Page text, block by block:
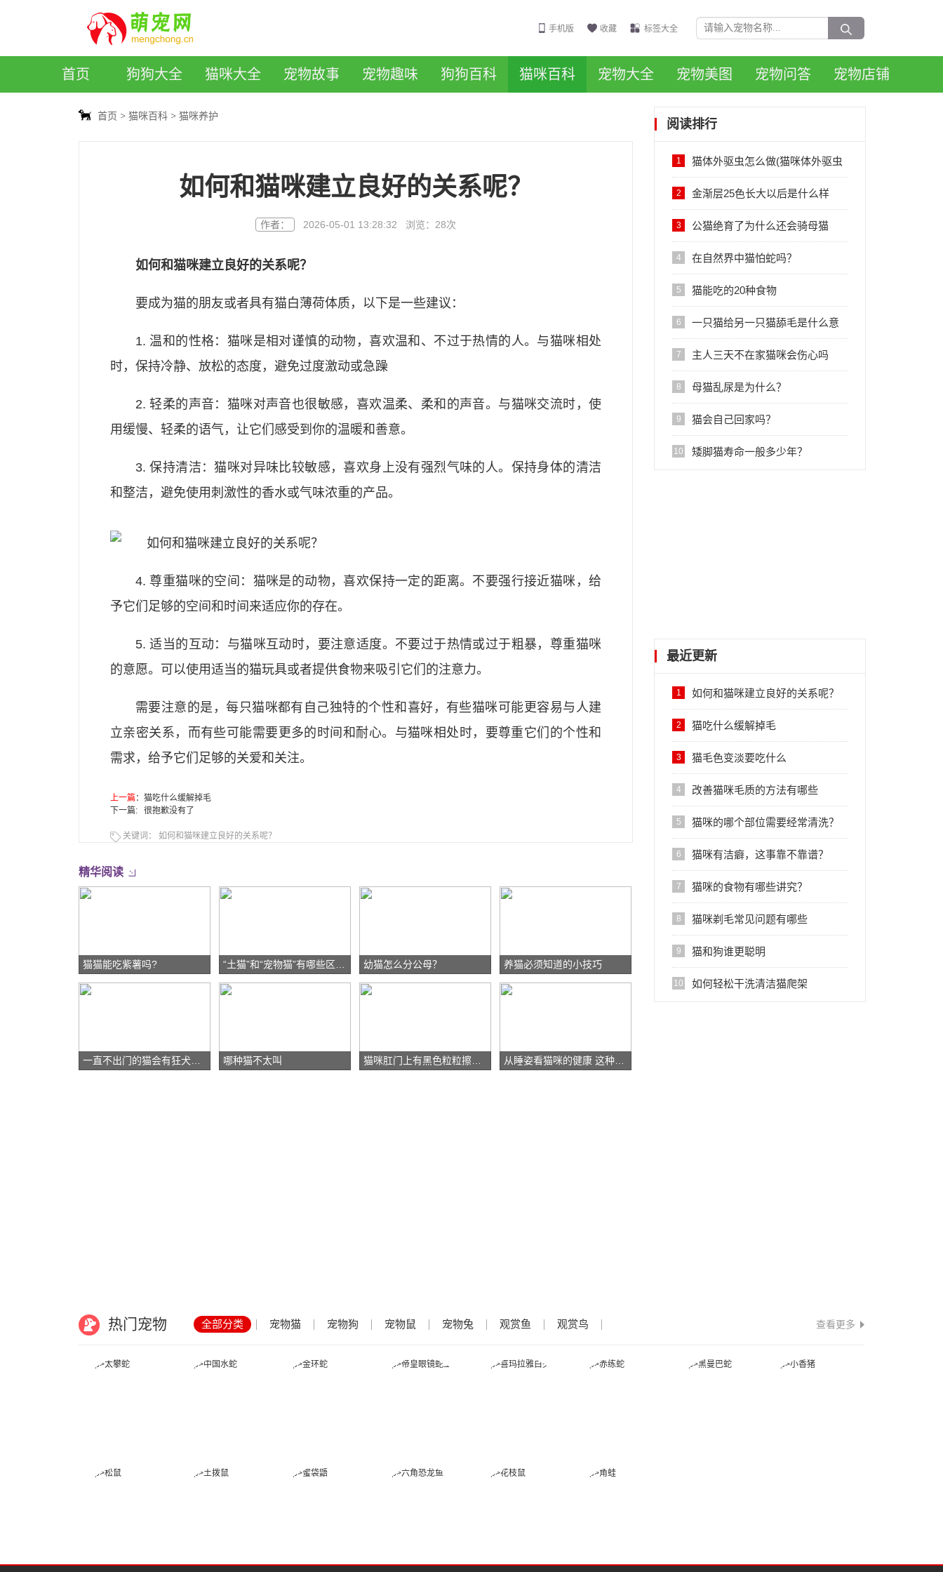
手机版 收藏 标签大全
首页 狗狗大全 猫咪大全 宠物故事 宠物趣味 狗狗百科 猫咪百科 宠物大全 宠物美图 宠物问答 宠物店铺
首页 猫咪百科 猫咪养护
如何和猫咪建立良好的关系呢？
作者： 2026-05-01 13:28:32 浏览： 28次
如何和猫咪建立良好的关系呢？
要成为猫的朋友或者具有猫白薄荷体质，以下是一些建议：
1. 温和的性格：猫咪是相对谨慎的动物，喜欢温和、不过于热情的人。与猫咪相处
时，保持冷静、放松的态度，避免过度激动或急躁
2. 轻柔的声音：猫咪对声音也很敏感，喜欢温柔、柔和的声音。与猫咪交流时，使
用缓慢、轻柔的语气，让它们感受到你的温暖和善意。
3. 保持清洁：猫咪对异味比较敏感，喜欢身上没有强烈气味的人。保持身体的清洁
和整洁，避免使用刺激性的香水或气味浓重的产品。
4. 尊重猫咪的空间：猫咪是的动物，喜欢保持一定的距离。不要强行接近猫咪，给
予它们足够的空间和时间来适应你的存在。
5. 适当的互动：与猫咪互动时，要注意适度。不要过于热情或过于粗暴，尊重猫咪
的意愿。可以使用适当的猫玩具或者提供食物来吸引它们的注意力。
需要注意的是，每只猫咪都有自己独特的个性和喜好，有些猫咪可能更容易与人建
立亲密关系，而有些可能需要更多的时间和耐心。与猫咪相处时，要尊重它们的个性和
需求，给予它们足够的关爱和关注。
上一篇 ： 猫吃什么缓解掉毛
下一篇: 很抱歉没有了
关键词： 如何和猫咪建立良好的关系呢？
精华阅读
猫猫能吃紫薯吗? 幼猫怎么分公母？ 养猫必须知道的小技巧
哪种猫不太叫
阅读排行
1 猫体外驱虫怎么做(猫咪体外驱虫
的正确方法图解)
2 金渐层25色长大以后是什么样
子，会变黑吗？
3 公猫绝育了为什么还会骑母猫
4 在自然界中猫怕蛇吗？
5 猫能吃的20种食物
6 一只猫给另一只猫舔毛是什么意
思?
7 主人三天不在家猫咪会伤心吗
8 母猫乱尿是为什么？
9 猫会自己回家吗？
10 矮脚猫寿命一般多少年？
最近更新
1 如何和猫咪建立良好的关系呢？
2 猫吃什么缓解掉毛
3 猫毛色变淡要吃什么
4 改善猫咪毛质的方法有哪些
5 猫咪的哪个部位需要经常清洗？
6 猫咪有洁癖，这事靠不靠谱？
7 猫咪的食物有哪些讲究？
8 猫咪剃毛常见问题有哪些
9 猫和狗谁更聪明
10 如何轻松干洗清洁猫爬架
热门宠物 全部分类 宠物猫 宠物狗 宠物鼠 宠物兔 观赏鱼 观赏鸟 查看更多